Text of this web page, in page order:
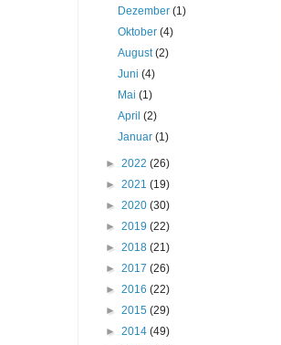
Dezember(1)
Oktober(4)
August(2)
Juni(4)
Mai(1)
April(2)
Januar(1)
► 2022 (26)
► 2021 (19)
► 2020 (30)
► 2019 (22)
► 2018 (21)
► 2017 (26)
► 2016 (22)
► 2015 (29)
► 2014 (49)